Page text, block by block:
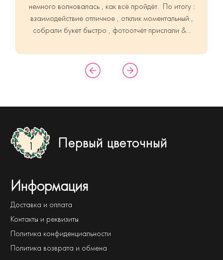
немного волновалась , как всё пройдёт. По итогу :
взаимодействие отличное , отклик моментальный ,
собрали букет быстро , фотоотчёт прислали &...
Первый цветочный
Информация
Доставка и оплата
Контакты и реквизиты
Политика конфиденциальности
Политика возврата и обмена